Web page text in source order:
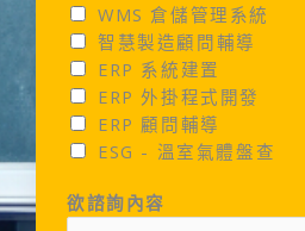
WMS 倉儲管理系統
智慧製造顧問輔導
ERP 系統建置
ERP 外掛程式開發
ERP 顧問輔導
ESG - 溫室氣體盤查
欲諮詢內容